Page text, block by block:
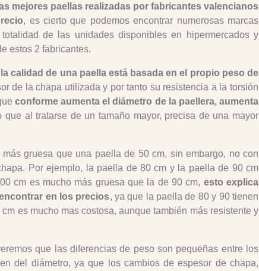
mejores paellas realizadas por fabricantes valencianos
, es cierto que podemos encontrar numerosas marcas
de las unidades disponibles en hipermercados y
estos 2 fabricantes.
calidad de una paella está basada en el propio peso de
de la chapa utilizada y por tanto su resistencia a la torsión
conforme aumenta el diámetro de la paellera, aumenta
que al tratarse de un tamaño mayor, precisa de una mayor
gruesa que una paella de 50 cm, sin embargo, no con
Por ejemplo, la paella de 80 cm y la paella de 90 cm
cm es mucho más gruesa que la de 90 cm, esto explica
en los precios, ya que la paella de 80 y 90 tienen
es mucho mas costosa, aunque también más resistente y
que las diferencias de peso son pequeñas entre los
del diámetro, ya que los cambios de espesor de chapa,